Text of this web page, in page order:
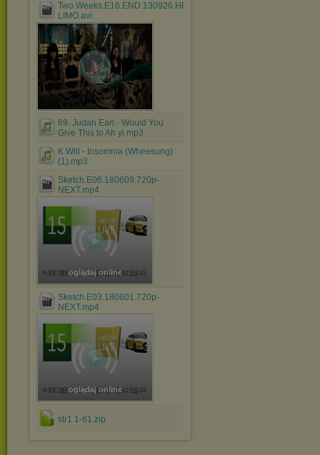
Two.Weeks.E16.END.130926.HDTV.H264.720p-
LIMO.avi
69. Judah Earl - Would You
Give This to Ah yi.mp3
K.Will - Insomnia (Wheesung)
(1).mp3
Sketch.E06.180609.720p-
NEXT.mp4
oglądaj online
Sketch.E03.180601.720p-
NEXT.mp4
oglądaj online
str1 1-61.zip